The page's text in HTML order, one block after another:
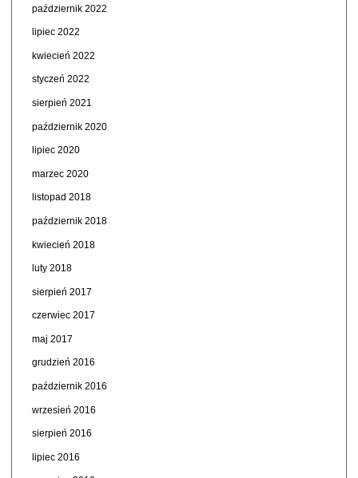
październik 2022
lipiec 2022
kwiecień 2022
styczeń 2022
sierpień 2021
październik 2020
lipiec 2020
marzec 2020
listopad 2018
październik 2018
kwiecień 2018
luty 2018
sierpień 2017
czerwiec 2017
maj 2017
grudzień 2016
październik 2016
wrzesień 2016
sierpień 2016
lipiec 2016